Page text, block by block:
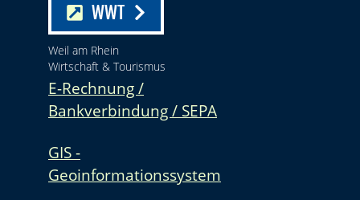
WWT
Weil am Rhein
Wirtschaft & Tourismus
E-Rechnung /
Bankverbindung / SEPA
GIS -
Geoinformationssystem